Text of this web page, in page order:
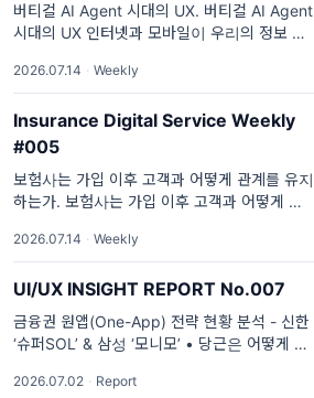
버티컬 AI Agent 시대의 UX. 버티컬 AI Agent
시대의 UX 인터넷과 모바일이 우리의 정보 탐
만들었듯 AI 역시 하나의 기술을 넘어 새로운
서비스 경험과 문화
2026.07.14 · Weekly
Insurance Digital Service Weekly
#005
보험사는 가입 이후 고객과 어떻게 관계를 유지
하는가. 보험사는 가입 이후 고객과 어떻게 관
보험은 가입하는 순간 끝나는 상품처럼 보이지
만 보험사에게 가입은 오히려 고객과 관계를 시
작하는 시
2026.07.14 · Weekly
UI/UX INSIGHT REPORT No.007
금융권 원앱(One-App) 전략 현황 분석 - 신한
‘슈퍼SOL’ & 삼성 ‘모니모’ • 당근은 어떻게 로
여성 경험 공유가 만든 시너지 • 애플이 구현하
2026.07.02 · Report